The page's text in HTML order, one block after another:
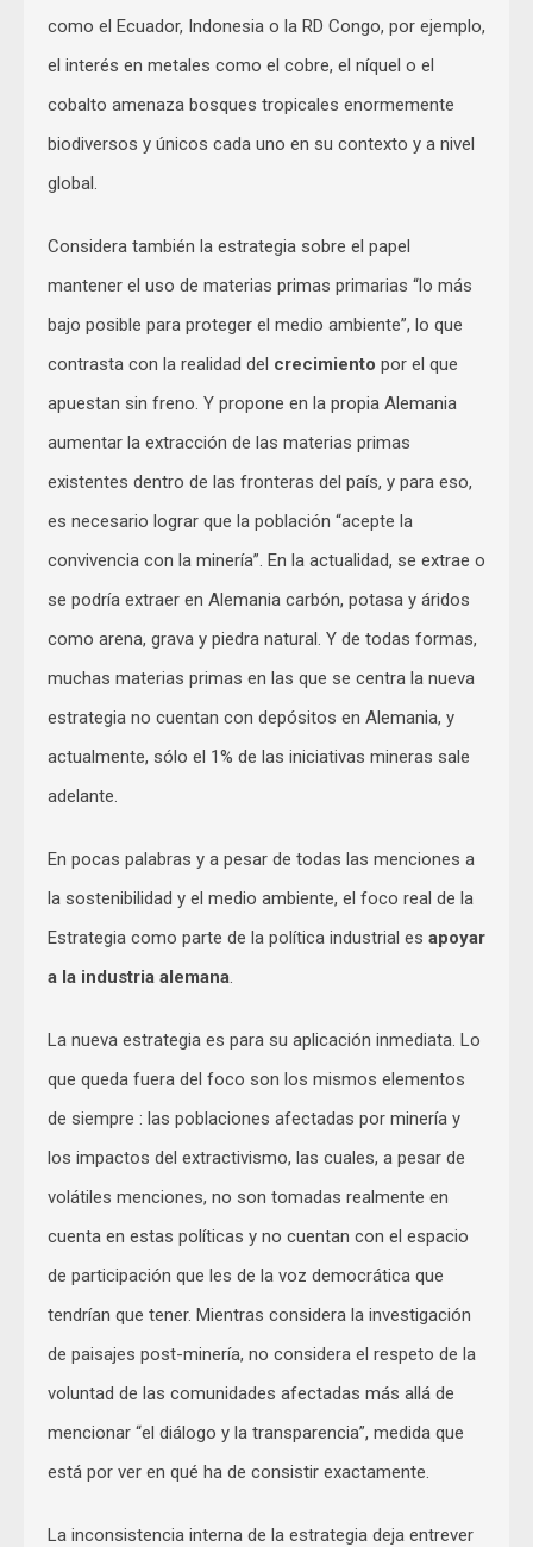
como el Ecuador, Indonesia o la RD Congo, por ejemplo,
el interés en metales como el cobre, el níquel o el
cobalto amenaza bosques tropicales enormemente
biodiversos y únicos cada uno en su contexto y a nivel
global.
Considera también la estrategia sobre el papel
mantener el uso de materias primas primarias “lo más
bajo posible para proteger el medio ambiente”, lo que
contrasta con la realidad del crecimiento por el que
apuestan sin freno. Y propone en la propia Alemania
aumentar la extracción de las materias primas
existentes dentro de las fronteras del país, y para eso,
es necesario lograr que la población “acepte la
convivencia con la minería”. En la actualidad, se extrae o
se podría extraer en Alemania carbón, potasa y áridos
como arena, grava y piedra natural. Y de todas formas,
muchas materias primas en las que se centra la nueva
estrategia no cuentan con depósitos en Alemania, y
actualmente, sólo el 1% de las iniciativas mineras sale
adelante.
En pocas palabras y a pesar de todas las menciones a
la sostenibilidad y el medio ambiente, el foco real de la
Estrategia como parte de la política industrial es apoyar
a la industria alemana.
La nueva estrategia es para su aplicación inmediata. Lo
que queda fuera del foco son los mismos elementos
de siempre : las poblaciones afectadas por minería y
los impactos del extractivismo, las cuales, a pesar de
volátiles menciones, no son tomadas realmente en
cuenta en estas políticas y no cuentan con el espacio
de participación que les de la voz democrática que
tendrían que tener. Mientras considera la investigación
de paisajes post-minería, no considera el respeto de la
voluntad de las comunidades afectadas más allá de
mencionar “el diálogo y la transparencia”, medida que
está por ver en qué ha de consistir exactamente.
La inconsistencia interna de la estrategia deja entrever